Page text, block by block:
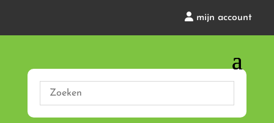
mijn account